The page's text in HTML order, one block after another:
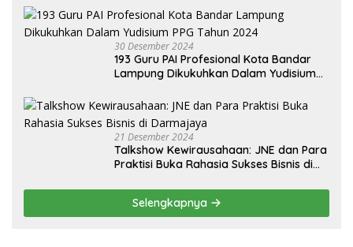
Selatan
30 Desember 2024
193 Guru PAI Profesional Kota Bandar
Lampung Dikukuhkan Dalam Yudisium
21 Desember 2024
Talkshow Kewirausahaan: JNE dan Para
Praktisi Buka Rahasia Sukses Bisnis di
Selengkapnya